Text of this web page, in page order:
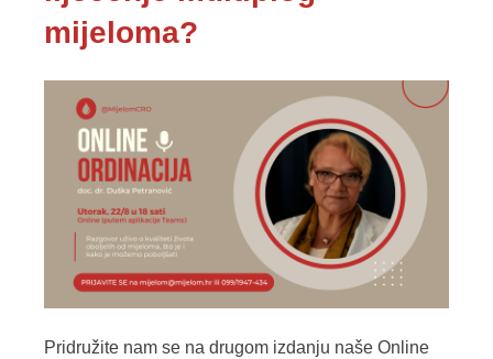
mijeloma?
Pridružite nam se na drugom izdanju naše Online